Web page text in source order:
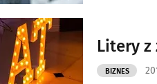
Litery z
BIZNES